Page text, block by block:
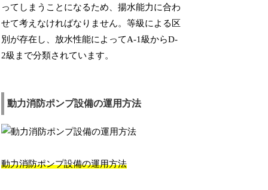
ってしまうことになるため、揚水能力に合わ
せて考えなければなりません。等級による区
別が存在し、放水性能によってA-1級からD-
2級まで分類されています。
動力消防ポンプ設備の運用方法
動力消防ポンプ設備の運用方法